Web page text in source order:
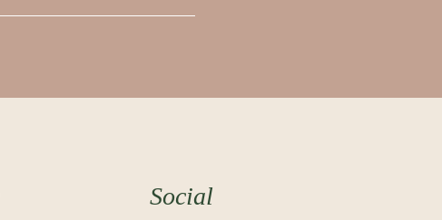
Social